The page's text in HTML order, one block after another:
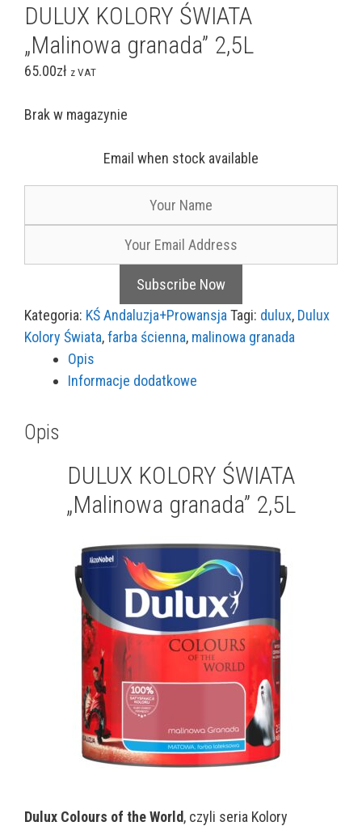
DULUX KOLORY ŚWIATA
„Malinowa granada” 2,5L
65.00zł z VAT
Brak w magazynie
Email when stock available
Kategoria: KŚ Andaluzja+Prowansja Tagi: dulux, Dulux
Kolory Świata,farba ścienna, malinowa granada
Opis
Informacje dodatkowe
Opis
DULUX KOLORY ŚWIATA
„Malinowa granada” 2,5L
Dulux Colours of the World, czyli seria Kolory